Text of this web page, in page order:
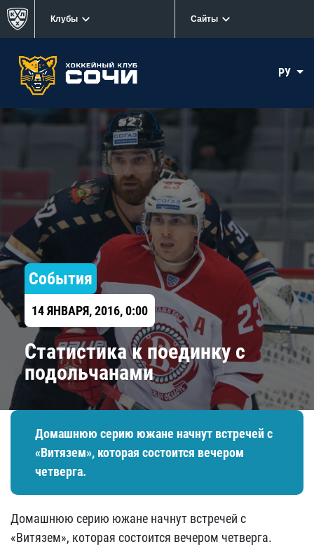
Клубы Сайты
РУ
События
14 ЯНВАРЯ, 2016, 0:00
​Статистика к поединку с
подольчанами
Домашнюю серию южане начнут встречей с
«Витязем», которая состоится вечером
четверга.
Домашнюю серию южане начнут встречей с
«Витязем», которая состоится вечером четверга.